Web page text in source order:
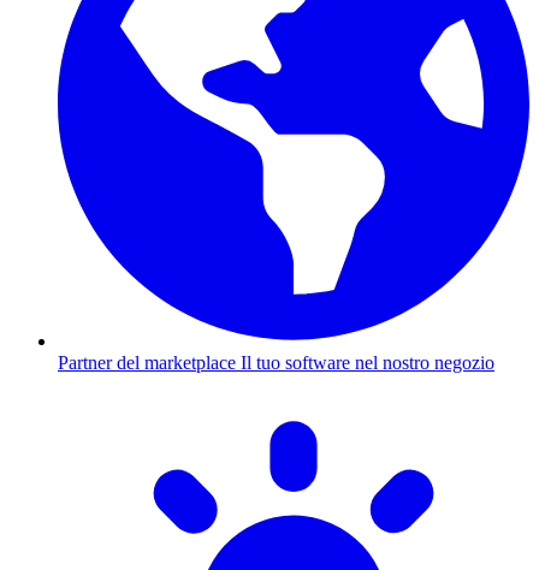
Partner del marketplace Il tuo software nel nostro negozio